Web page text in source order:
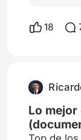
Por
18
Lo